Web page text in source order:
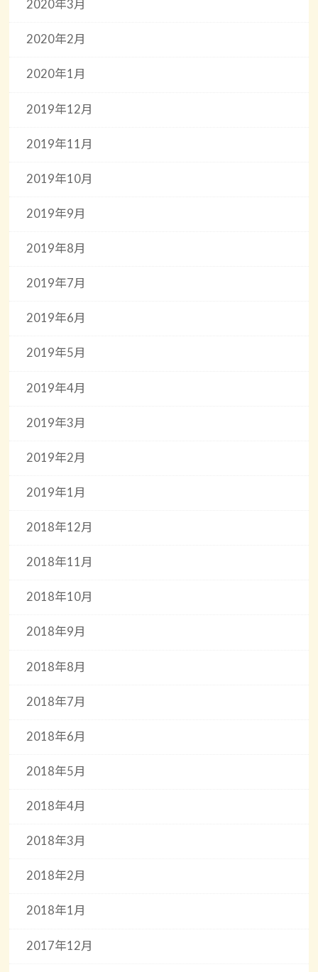
2020年3月
2020年2月
2020年1月
2019年12月
2019年11月
2019年10月
2019年9月
2019年8月
2019年7月
2019年6月
2019年5月
2019年4月
2019年3月
2019年2月
2019年1月
2018年12月
2018年11月
2018年10月
2018年9月
2018年8月
2018年7月
2018年6月
2018年5月
2018年4月
2018年3月
2018年2月
2018年1月
2017年12月